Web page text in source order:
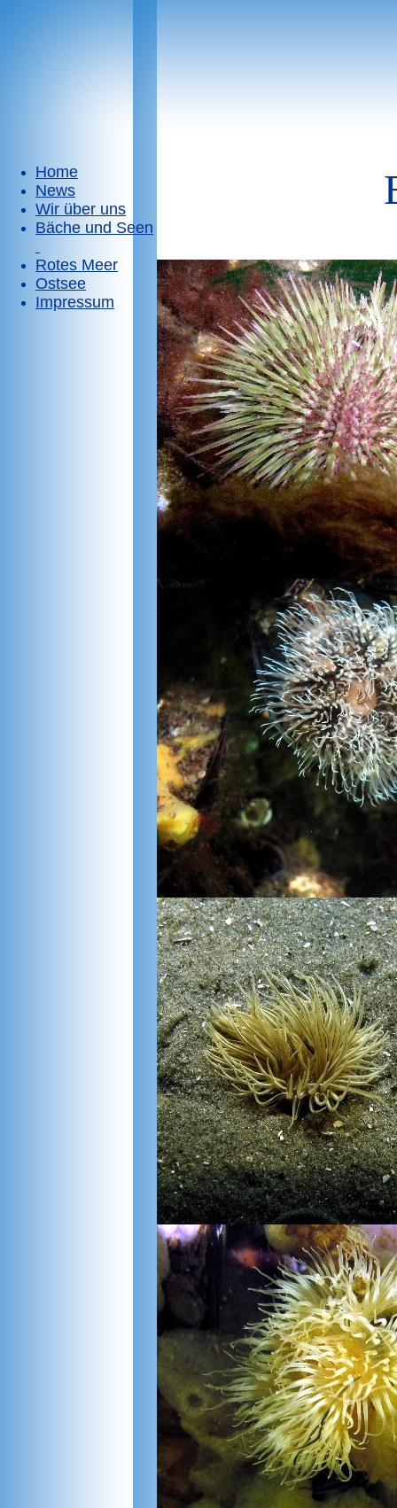
Home
News
Wir über uns
Bäche und Seen
Rotes Meer
Ostsee
Impressum